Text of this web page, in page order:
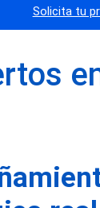
Solicita tu